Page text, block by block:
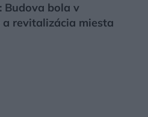
bola v
revitalizácia miesta